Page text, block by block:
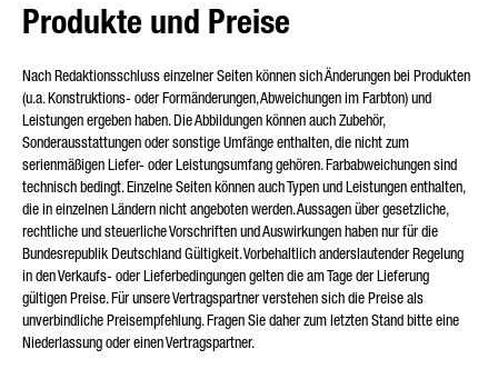
NACHNAME*
ART DER ANFRAGE*
E-MAIL*
Produkte und Preise
Nach Redaktionsschluss einzelner Seiten können sich Änderungen bei Produkten
(u.a. Konstruktions- oder Formänderungen, Abweichungen im Farbton) und
Leistungen ergeben haben. Die Abbildungen können auch Zubehör,
Sonderausstattungen oder sonstige Umfänge enthalten, die nicht zum
serienmäßigen Liefer- oder Leistungsumfang gehören. Farbabweichungen sind
technisch bedingt. Einzelne Seiten können auch Typen und Leistungen enthalten,
die in einzelnen Ländern nicht angeboten werden. Aussagen über gesetzliche,
rechtliche und steuerliche Vorschriften und Auswirkungen haben nur für die
Bundesrepublik Deutschland Gültigkeit. Vorbehaltlich anderslautender Regelung
in den Verkaufs- oder Lieferbedingungen gelten die am Tage der Lieferung
gültigen Preise. Für unsere Vertragspartner verstehen sich die Preise als
unverbindliche Preisempfehlung. Fragen Sie daher zum letzten Stand bitte eine
Niederlassung oder einen Vertragspartner.